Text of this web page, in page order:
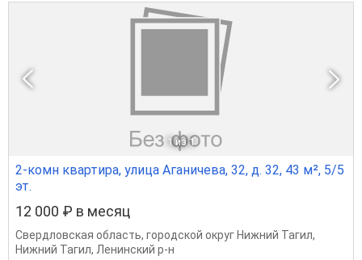
1 из 1
2-комн квартира, улица Аганичева, 32, д. 32, 43 м², 5/5
эт.
12 000 ₽ в месяц
Свердловская область, городской округ Нижний Тагил,
Нижний Тагил, Ленинский р-н